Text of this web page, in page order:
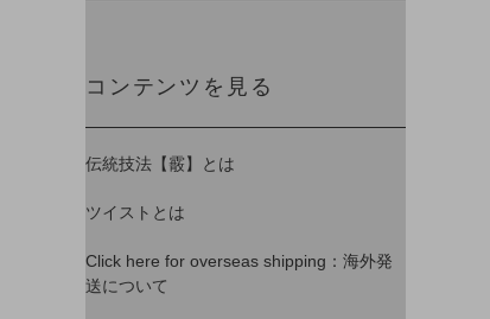
コンテンツを見る
伝統技法【霰】とは
ツイストとは
Click here for overseas shipping：海外発
送について